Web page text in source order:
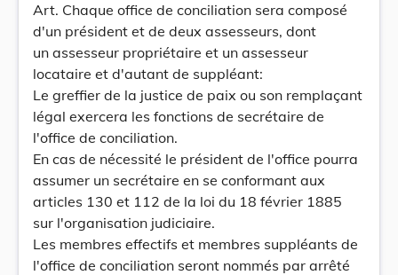
Art. Chaque office de conciliation sera composé
d'un président et de deux assesseurs, dont
un assesseur propriétaire et un assesseur
locataire et d'autant de suppléant:
Le greffier de la justice de paix ou son remplaçant
légal exercera les fonctions de secrétaire de
l'office de conciliation.
En cas de nécessité le président de l'office pourra
assumer un secrétaire en se conformant aux
articles 130 et 112 de la loi du 18 février 1885
sur l'organisation judiciaire.
Les membres effectifs et membres suppléants de
l'office de conciliation seront nommés par arrêté